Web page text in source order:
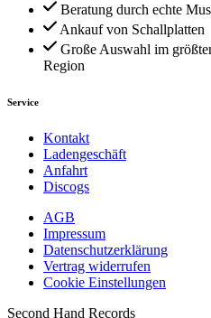
Beratung durch echte
Ankauf von Schallplatten
Große Auswahl im
Region
Service
Kontakt
Ladengeschäft
Anfahrt
Discogs
AGB
Impressum
Datenschutzerklärung
Vertrag widerrufen
Cookie Einstellungen
Second Hand Records